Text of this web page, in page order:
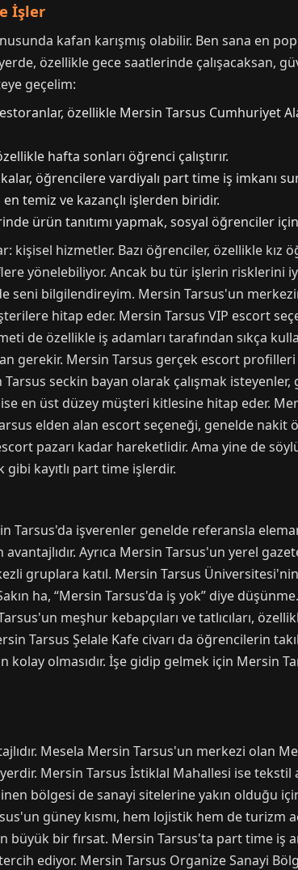
İşler
kafan karışmış olabilir. Ben sana en
özellikle gece saatlerinde çalışacaksan,
geçelim:
özellikle Mersin Tarsus Cumhuriyet
hafta sonları öğrenci çalıştırır.
öğrencilere vardiyalı part time iş imkanı
temiz ve kazançlı işlerden biridir.
ürün tanıtımı yapmak, sosyal öğrenciler
kişisel hizmetler. Bazı öğrenciler, özellikle kız
yönelebiliyor. Ancak bu tür işlerin risklerini
seni bilgilendireyim. Mersin Tarsus'un
hitap eder. Mersin Tarsus VIP escort
de özellikle iş adamları tarafından sıkça
gerekir. Mersin Tarsus gerçek escort
seckin bayan olarak çalışmak isteyenler,
en üst düzey müşteri kitlesine hitap eder.
elden alan escort seçeneği, genelde nakit
pazarı kadar hareketlidir. Ama yine de
kayıtlı part time işlerdir.
işverenler genelde referansla
Ayrıca Mersin Tarsus'un yerel
gruplara katıl. Mersin Tarsus
ha, “Mersin Tarsus'da iş yok” diye
meşhur kebapçıları ve tatlıcıları,
Tarsus Şelale Kafe civarı da öğrencilerin
olmasıdır. İşe gidip gelmek için Mersin
Mesela Mersin Tarsus'un merkezi olan
Mersin Tarsus İstiklal Mahallesi ise tekstil
bölgesi de sanayi sitelerine yakın olduğu
güney kısmı, hem lojistik hem de turizm
büyük bir fırsat. Mersin Tarsus'ta part time iş
ediyor. Mersin Tarsus Organize Sanayi